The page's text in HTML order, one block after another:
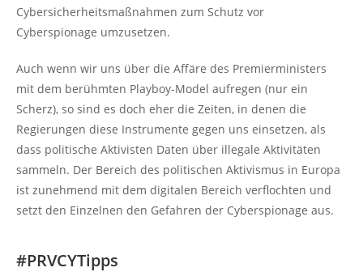
Cybersicherheitsmaßnahmen zum Schutz vor
Cyberspionage umzusetzen.
Auch wenn wir uns über die Affäre des Premierministers
mit dem berühmten Playboy-Model aufregen (nur ein
Scherz), so sind es doch eher die Zeiten, in denen die
Regierungen diese Instrumente gegen uns einsetzen, als
dass politische Aktivisten Daten über illegale Aktivitäten
sammeln. Der Bereich des politischen Aktivismus in Europa
ist zunehmend mit dem digitalen Bereich verflochten und
setzt den Einzelnen den Gefahren der Cyberspionage aus.
#PRVCYTipps